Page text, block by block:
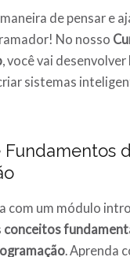
de pensar e
No nosso
, você vai
sistemas
Fundamentos
com um módulo
conceitos
. Aprenda